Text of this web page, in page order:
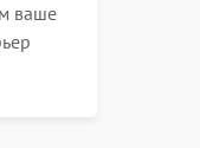
ваше